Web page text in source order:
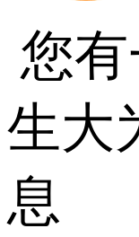
您
生大
息